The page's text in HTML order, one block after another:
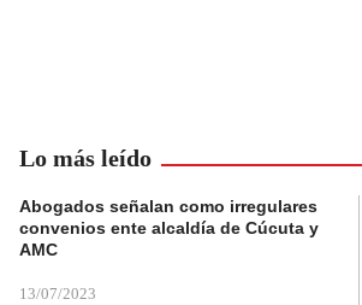
Lo más leído
Abogados señalan como irregulares
convenios ente alcaldía de Cúcuta y
AMC
13/07/2023